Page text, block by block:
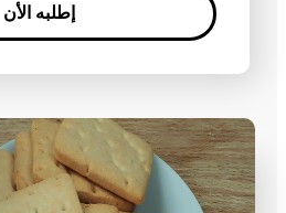
إطلبه
Enter your text here...